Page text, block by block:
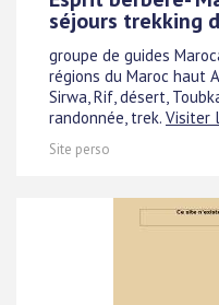
séjours trekking
groupe de guides
régions du Maroc haut
Sirwa, Rif, désert,
randonnée, trek. Visiter
Site perso